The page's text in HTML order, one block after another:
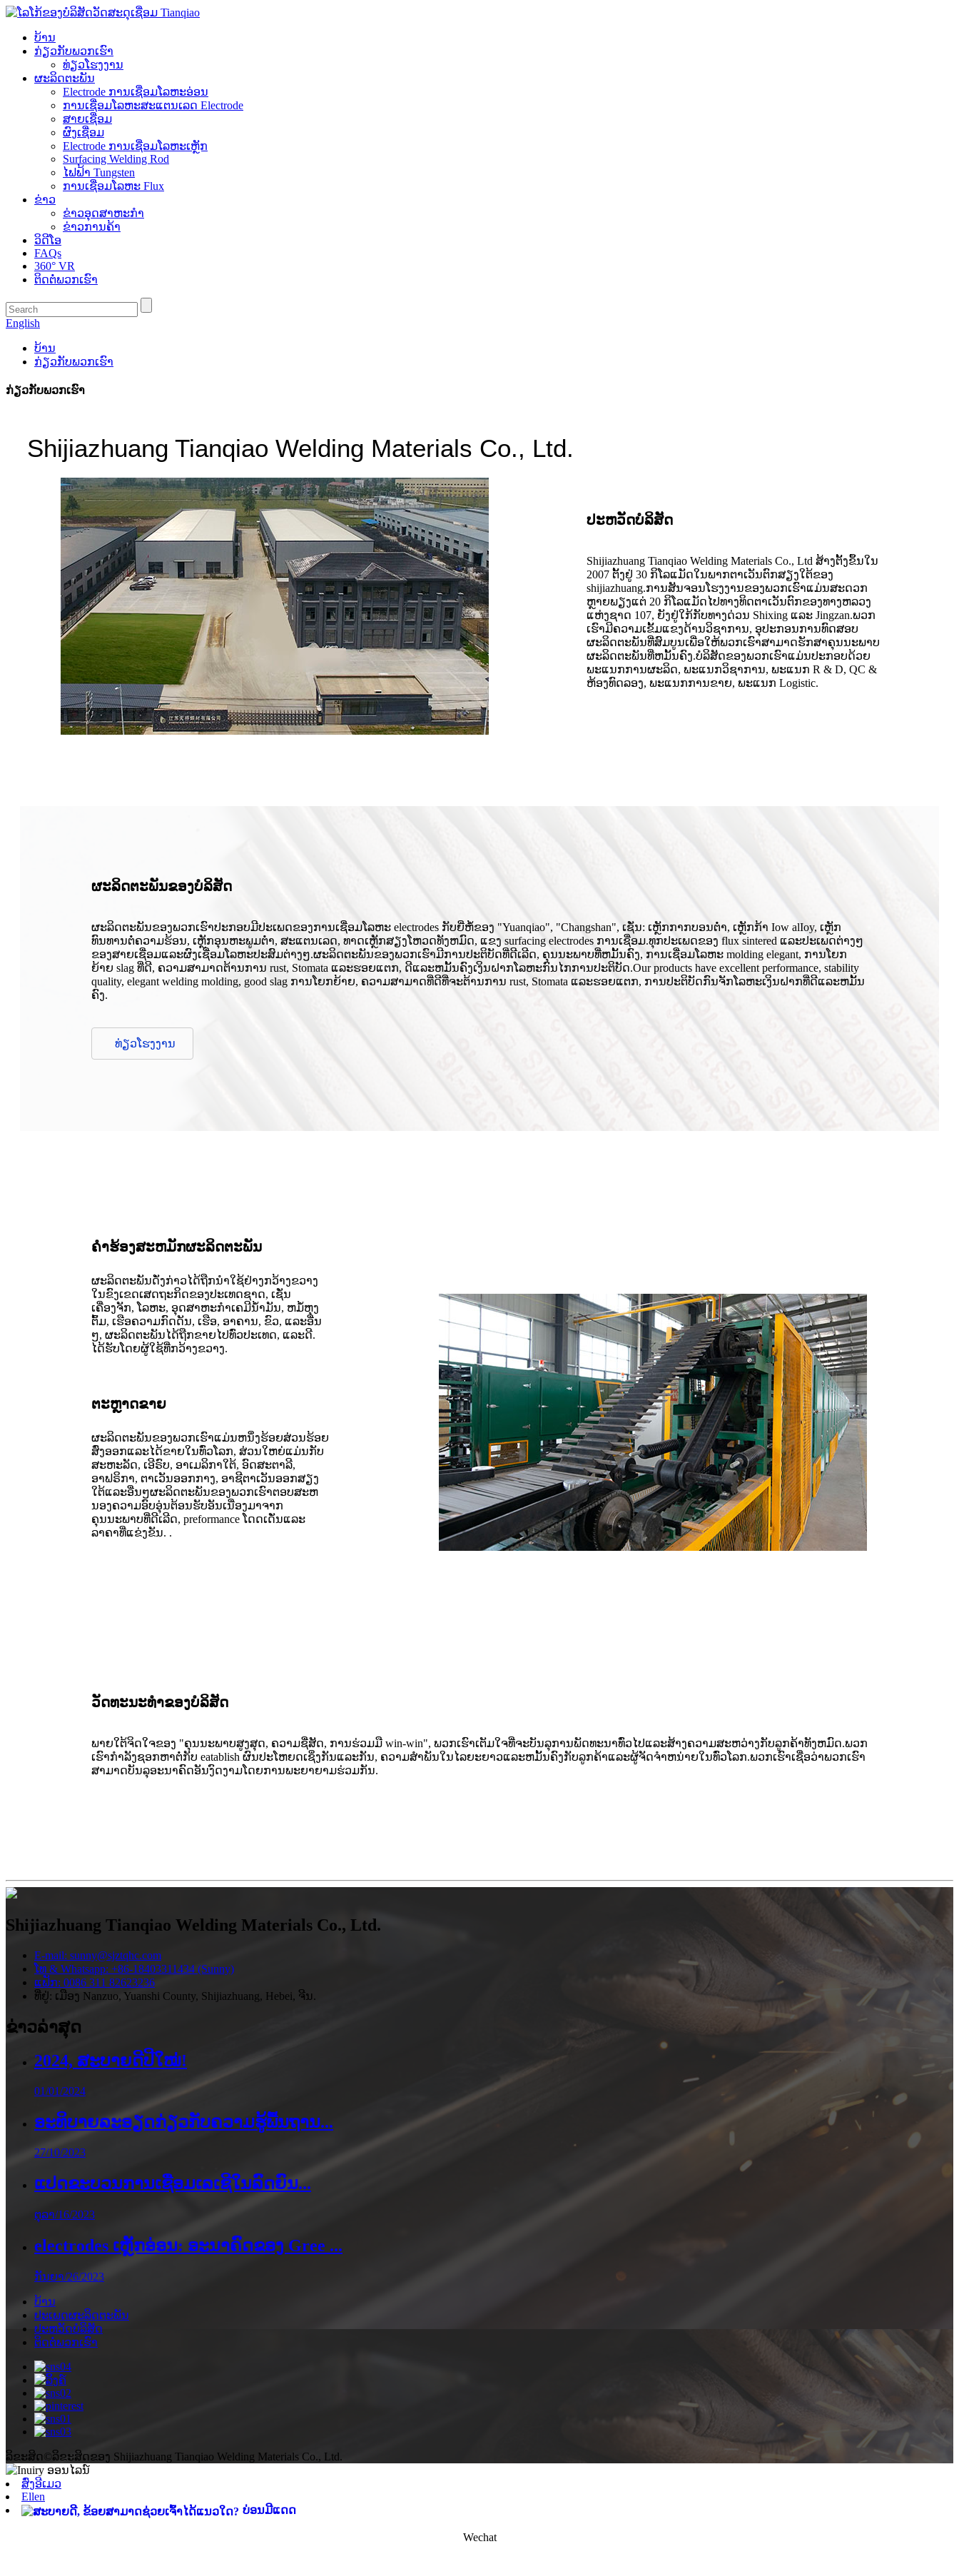
ບ້ານ
ກ່ຽວ​ກັບ​ພວກ​ເຮົາ
ທ່ຽວໂຮງງານ
ຜະລິດຕະພັນ
Electrode ການເຊື່ອມໂລຫະອ່ອນ
ການເຊື່ອມໂລຫະສະແຕນເລດ Electrode
ສາຍເຊື່ອມ
ຜົງເຊື່ອມ
Electrode ການເຊື່ອມໂລຫະເຫຼັກ
Surfacing Welding Rod
ໄຟຟ້າ Tungsten
ການເຊື່ອມໂລຫະ Flux
ຂ່າວ
ຂ່າວອຸດສາຫະກໍາ
ຂ່າວການຄ້າ
ວິດີໂອ
FAQs
360° VR
ຕິດ​ຕໍ່​ພວກ​ເຮົາ
English
ບ້ານ
ກ່ຽວ​ກັບ​ພວກ​ເຮົາ
ກ່ຽວ​ກັບ​ພວກ​ເຮົາ
Shijiazhuang Tianqiao Welding Materials Co., Ltd.
ປະ​ຫວັດ​ບໍ​ລິ​ສັດ
Shijiazhuang Tianqiao Welding Materials Co., Ltd ສ້າງຕັ້ງຂຶ້ນໃນ
2007 ຕັ້ງຢູ່ 30 ກິໂລແມັດໃນພາກຕາເວັນຕົກສຽງໃຕ້ຂອງ
shijiazhuang.ການສັນຈອນໂຮງງານຂອງພວກເຮົາແມ່ນສະດວກ
ຫຼາຍພຽງແຕ່ 20 ກິໂລແມັດໄປທາງທິດຕາເວັນຕົກຂອງທາງຫລວງ
ແຫ່ງຊາດ 107, ຍັງຢູ່ໃກ້ກັບທາງດ່ວນ Shixing ແລະ Jingzan.ພວກ
ເຮົາມີຄວາມເຂັ້ມແຂງດ້ານວິຊາການ, ອຸປະກອນການທົດສອບ
ຜະລິດຕະພັນທີ່ສົມບູນເພື່ອໃຫ້ພວກເຮົາສາມາດຮັກສາຄຸນນະພາບ
ຜະລິດຕະພັນທີ່ຫມັ້ນຄົງ.ບໍລິສັດຂອງພວກເຮົາແມ່ນປະກອບດ້ວຍ
ພະແນກການຜະລິດ, ພະແນກວິຊາການ, ພະແນກ R & D, QC &
ຫ້ອງທົດລອງ, ພະແນກການຂາຍ, ພະແນກ Logistic.
ຜະລິດຕະພັນຂອງບໍລິສັດ
ຜະລິດຕະພັນຂອງພວກເຮົາປະກອບມີປະເພດຂອງການເຊື່ອມໂລຫະ electrodes ກັບຍີ່ຫໍ້ຂອງ "Yuanqiao", "Changshan", ເຊັ່ນ: ເຫຼັກກາກບອນຕ່ໍາ, ເຫຼັກກ້າ Iow alIoy, ເຫຼັກ
ທົນທານຕໍ່ຄວາມຮ້ອນ, ເຫຼັກອຸນຫະພູມຕ່ໍາ, ສະແຕນເລດ, ທາດເຫຼັກສຽງໂຫວດທັງຫມົດ, ແຂງ surfacing electrodes ການເຊື່ອມ.ທຸກປະເພດຂອງ flux sintered ແລະປະເພດຕ່າງໆ
ຂອງສາຍເຊື່ອມແລະຜົງເຊື່ອມໂລຫະປະສົມຕ່າງໆ.ຜະລິດຕະພັນຂອງພວກເຮົາມີການປະຕິບັດທີ່ດີເລີດ, ຄຸນນະພາບທີ່ຫມັ້ນຄົງ, ການເຊື່ອມໂລຫະ molding elegant, ການໂຍກ
ຍ້າຍ slag ທີ່ດີ, ຄວາມສາມາດຕ້ານການ rust, Stomata ແລະຮອຍແຕກ, ດີແລະຫມັ້ນຄົງເງິນຝາກໂລຫະກົນໄກການປະຕິບັດ.Our products have excellent performance, stability
quality, elegant welding molding, good slag ການໂຍກຍ້າຍ, ຄວາມສາມາດທີ່ດີທີ່ຈະຕ້ານການ rust, Stomata ແລະຮອຍແຕກ, ການປະຕິບັດກົນຈັກໂລຫະເງິນຝາກທີ່ດີແລະຫມັ້ນ
ຄົງ.
ທ່ຽວໂຮງງານ
ຄໍາຮ້ອງສະຫມັກຜະລິດຕະພັນ
ຜະລິດຕະພັນດັ່ງກ່າວໄດ້ຖືກນໍາໃຊ້ຢ່າງກວ້າງຂວາງ
ໃນຂົງເຂດເສດຖະກິດຂອງປະເທດຊາດ, ເຊັ່ນ
ເຄື່ອງຈັກ, ໂລຫະ, ອຸດສາຫະກໍາເຄມີນ້ໍາມັນ, ຫມໍ້ຫຸງ
ຕົ້ມ, ເຮືອຄວາມກົດດັນ, ເຮືອ, ອາຄານ, ຂົວ, ແລະອື່ນ
ໆ, ຜະລິດຕະພັນໄດ້ຖືກຂາຍໄປທົ່ວປະເທດ, ແລະດີ.
ໄດ້ຮັບໂດຍຜູ້ໃຊ້ທີ່ກວ້າງຂວາງ.
ຕະຫຼາດຂາຍ
ຜະລິດຕະພັນຂອງພວກເຮົາແມ່ນຫນຶ່ງຮ້ອຍສ່ວນຮ້ອຍ
ສົ່ງອອກແລະໄດ້ຂາຍໃນທົ່ວໂລກ, ສ່ວນໃຫຍ່ແມ່ນກັບ
ສະຫະລັດ, ເອີຣົບ, ອາເມລິກາໃຕ້, ອົດສະຕາລີ,
ອາຟຣິກາ, ຕາເວັນອອກກາງ, ອາຊີຕາເວັນອອກສຽງ
ໃຕ້ແລະອື່ນໆຜະລິດຕະພັນຂອງພວກເຮົາຕອບສະຫ
ນອງຄວາມອົບອຸ່ນຕ້ອນຮັບອັນເນື່ອງມາຈາກ
ຄຸນນະພາບທີ່ດີເລີດ, preformance ໂດດເດັ່ນແລະ
ລາຄາທີ່ແຂ່ງຂັນ. .
ວັດທະນະທໍາຂອງບໍລິສັດ
ພາຍໃຕ້ຈິດໃຈຂອງ "ຄຸນນະພາບສູງສຸດ, ຄວາມຊື່ສັດ, ການຮ່ວມມື win-win", ພວກເຮົາເຕັມໃຈທີ່ຈະບັນລຸການພັດທະນາທົ່ວໄປແລະສ້າງຄວາມສະຫວ່າງກັບລູກຄ້າທັງຫມົດ.ພວກ
ເຮົາກໍາລັງຊອກຫາຕໍ່ກັບ eatablish ຜົນປະໂຫຍດເຊິ່ງກັນແລະກັນ, ຄວາມສໍາພັນໃນໄລຍະຍາວແລະຫມັ້ນຄົງກັບລູກຄ້າແລະຜູ້ຈັດຈໍາຫນ່າຍໃນທົ່ວໂລກ.ພວກເຮົາເຊື່ອວ່າພວກເຮົາ
ສາມາດບັນລຸອະນາຄົດອັນງົດງາມໂດຍການພະຍາຍາມຮ່ວມກັນ.
Shijiazhuang Tianqiao Welding Materials Co., Ltd.
E-mail: sunny@sjztqhc.com
ໂທ & Whatsapp: +86-18403311434 (Sunny)
ແຟັກ: 0086 311 82623236
ທີ່ຢູ່: ເມືອງ Nanzuo, Yuanshi County, Shijiazhuang, Hebei, ຈີນ.
ຂ່າວ​ລ່າ​ສຸດ
2024, ສະບາຍດີປີໃໝ່!
01/01/2024
ອະທິບາຍລະອຽດກ່ຽວກັບຄວາມຮູ້ພື້ນຖານ...
27/10/2023
ແປດຂະບວນການເຊື່ອມເລເຊີໃນລົດຍົນ...
ຕຸລາ/16/2023
electrodes ເຫຼັກອ່ອນ: ອະນາຄົດຂອງ Gree ...
ກັນຍາ/26/2023
ບ້ານ
ປະເພດຜະລິດຕະພັນ
ປະ​ຫວັດ​ບໍ​ລິ​ສັດ
ຕິດ​ຕໍ່​ພວກ​ເຮົາ
ລິຂະສິດ©ລິຂະສິດຂອງ Shijiazhuang Tianqiao Welding Materials Co., Ltd.
ສົ່ງອີເມວ
Ellen
ບ່ອນມີແດດ
Wechat